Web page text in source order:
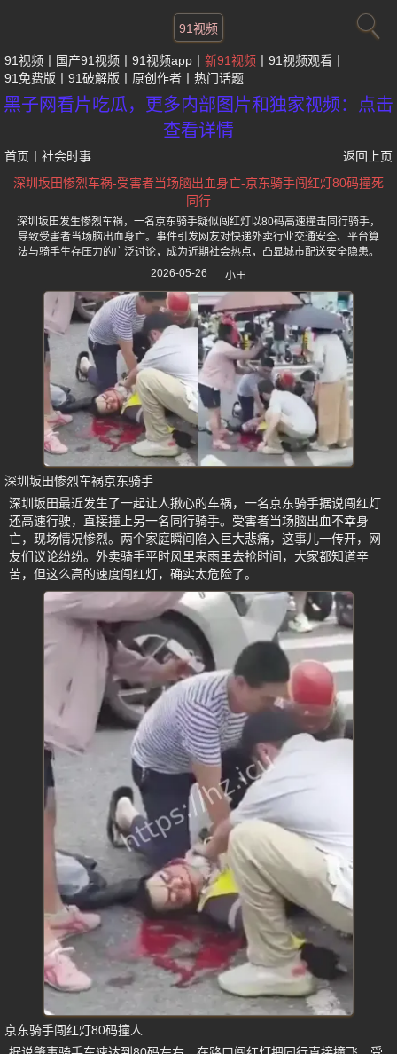
91视频
91视频 国产91视频 91视频app 新91视频
91视频观看
91免费版
91破解版 原创作者 热门话题
黑子网看片吃瓜，更多内部图片和独家视频：点击
查看详情
首页 社会时事
返回上页
深圳坂田惨烈车祸-受害者当场脑出血身亡-京东骑手闯红灯80码撞死
同行
深圳坂田发生惨烈车祸，一名京东骑手疑似闯红灯以80码高速撞击同行骑手，
导致受害者当场脑出血身亡。事件引发网友对快递外卖行业交通安全、平台算
法与骑手生存压力的广泛讨论，成为近期社会热点，凸显城市配送安全隐患。
2026-05-26
小田
深圳坂田惨烈车祸京东骑手
深圳坂田最近发生了一起让人揪心的车祸，一名京东骑手据说闯红灯
还高速行驶，直接撞上另一名同行骑手。受害者当场脑出血不幸身
亡，现场情况惨烈。两个家庭瞬间陷入巨大悲痛，这事儿一传开，网
友们议论纷纷。外卖骑手平时风里来雨里去抢时间，大家都知道辛
苦，但这么高的速度闯红灯，确实太危险了。
京东骑手闯红灯80码撞人